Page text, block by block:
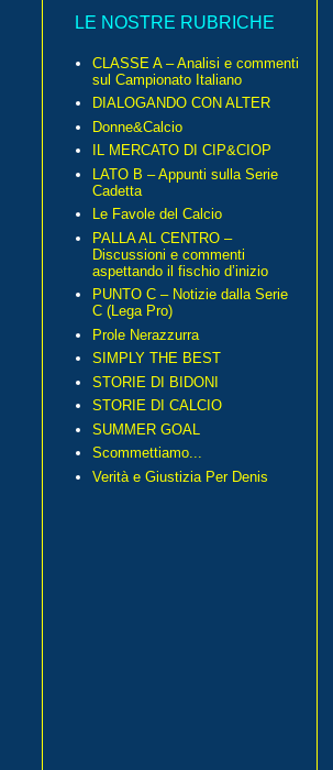
LE NOSTRE RUBRICHE
CLASSE A – Analisi e commenti
sul Campionato Italiano
DIALOGANDO CON ALTER
Donne&Calcio
IL MERCATO DI CIP&CIOP
LATO B – Appunti sulla Serie
Cadetta
Le Favole del Calcio
PALLA AL CENTRO –
Discussioni e commenti
aspettando il fischio d’inizio
PUNTO C – Notizie dalla Serie
C (Lega Pro)
Prole Nerazzurra
SIMPLY THE BEST
STORIE DI BIDONI
STORIE DI CALCIO
SUMMER GOAL
Scommettiamo...
Verità e Giustizia Per Denis